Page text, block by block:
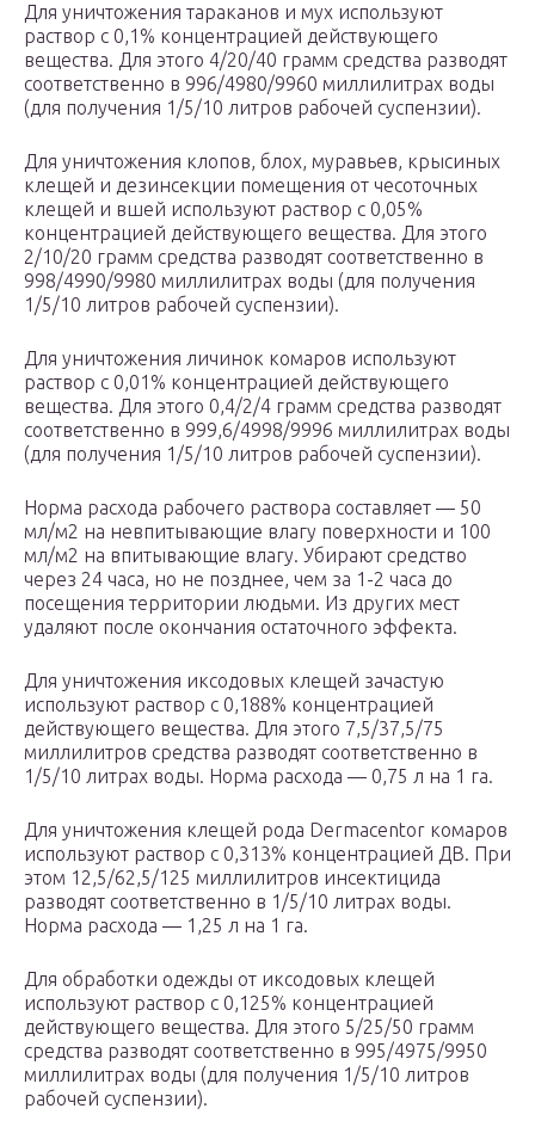
Для уничтожения тараканов и мух используют
раствор с 0,1% концентрацией действующего
вещества. Для этого 4/20/40 грамм средства разводят
соответственно в 996/4980/9960 миллилитрах воды
(для получения 1/5/10 литров рабочей суспензии).
Для уничтожения клопов, блох, муравьев, крысиных
клещей и дезинсекции помещения от чесоточных
клещей и вшей используют раствор с 0,05%
концентрацией действующего вещества. Для этого
2/10/20 грамм средства разводят соответственно в
998/4990/9980 миллилитрах воды (для получения
1/5/10 литров рабочей суспензии).
Для уничтожения личинок комаров используют
раствор с 0,01% концентрацией действующего
вещества. Для этого 0,4/2/4 грамм средства разводят
соответственно в 999,6/4998/9996 миллилитрах воды
(для получения 1/5/10 литров рабочей суспензии).
Норма расхода рабочего раствора составляет — 50
мл/м2 на невпитывающие влагу поверхности и 100
мл/м2 на впитывающие влагу. Убирают средство
через 24 часа, но не позднее, чем за 1-2 часа до
посещения территории людьми. Из других мест
удаляют после окончания остаточного эффекта.
Для уничтожения иксодовых клещей зачастую
используют раствор с 0,188% концентрацией
действующего вещества. Для этого 7,5/37,5/75
миллилитров средства разводят соответственно в
1/5/10 литрах воды. Норма расхода — 0,75 л на 1 га.
Для уничтожения клещей рода Dermacentor комаров
используют раствор с 0,313% концентрацией ДВ. При
этом 12,5/62,5/125 миллилитров инсектицида
разводят соответственно в 1/5/10 литрах воды.
Норма расхода — 1,25 л на 1 га.
Для обработки одежды от иксодовых клещей
используют раствор с 0,125% концентрацией
действующего вещества. Для этого 5/25/50 грамм
средства разводят соответственно в 995/4975/9950
миллилитрах воды (для получения 1/5/10 литров
рабочей суспензии).